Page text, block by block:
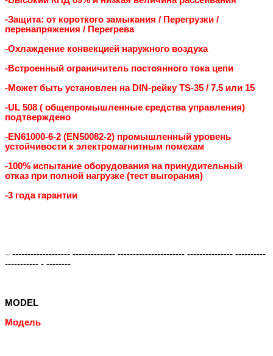
-Защита: от короткого замыкания / Перегрузки /
перенапряжения / Перегрева
-Охлаждение конвекцией наружного воздуха
-Встроенный ограничитель постоянного тока цепи
-Может быть установлен на DIN-рейку TS-35 / 7.5 или 15
-UL 508 ( общепромышленные средства управления)
подтверждено
-EN61000-6-2 (EN50082-2) промышленный уровень
устойчивости к электромагнитным помехам
-100% испытание оборудования на принудительный
отказ при полной нагрузке (тест выгорания)
-3 года гарантии
– ------------------- -------------- ---------------------- --------------- ----------
----------- - --------
MODEL
Модель